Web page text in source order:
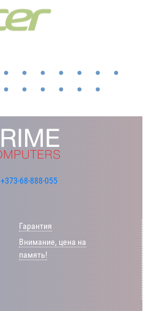
+373-68-888-055
Гарантия
Внимание, цена на
память!